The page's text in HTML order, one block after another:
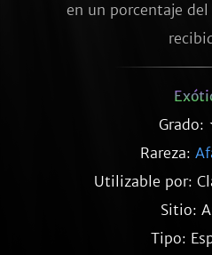
en un porcentaje del
Grado:
Rareza:
Utilizable por:
Sitio:
Tipo: